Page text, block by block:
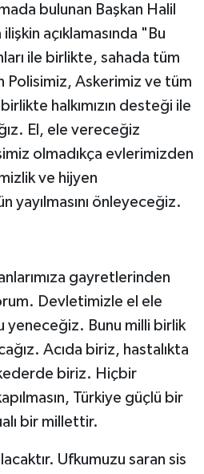
bulunan Başkan Halil
açıklamasında "Bu
ile birlikte, sahada tüm
Polisimiz, Askerimiz ve tüm
halkımızın desteği ile
El, ele vereceğiz
olmadıkça evlerimizden
ve hijyen
yayılmasını önleyeceğiz.
gayretlerinden
Devletimizle el ele
yeneceğiz. Bunu milli birlik
Acıda biriz, hastalıkta
biriz. Hiçbir
Türkiye güçlü bir
bir millettir.
Ufkumuzu saran sis